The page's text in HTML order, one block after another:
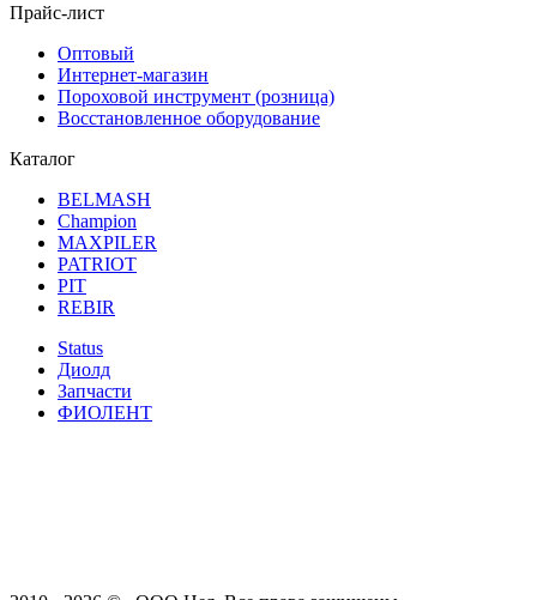
Прайс-лист
Оптовый
Интернет-магазин
Пороховой инструмент (розница)
Восстановленное оборудование
Каталог
BELMASH
Champion
MAXPILER
PATRIOT
PIT
REBIR
Status
Диолд
Запчасти
ФИОЛЕНТ